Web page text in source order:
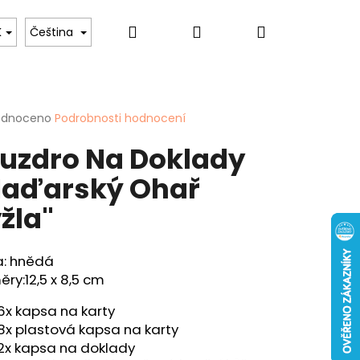
Pro ženy Hobby & Záliby
Čeština Hledat PřihlášeníNákupní
Podrobnosti hodnocení
Na Doklady
Ohař
hnědá
12,5 x 8,5 cm
kapsa na karty
plastová kapsa na karty
kapsa na doklady
- "KAPR" - 40